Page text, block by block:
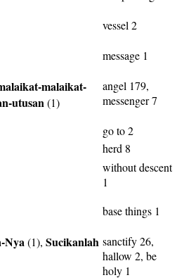
vessel 2
message 1
malaikat-
utusan(1)
angel 179,
messenger 7
go to 2
herd 8
without descent
1
base things 1
Nya(1), Sucikanlah sanctify 26,
hallow 2, be
holy 1